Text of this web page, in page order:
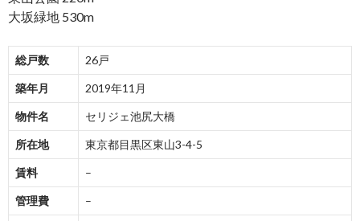
大坂緑地 530m
総戸数 26戸
築年月 2019年11月
物件名 セリジェ池尻大橋
所在地 東京都目黒区東山3-4-5
賃料 –
管理費 –